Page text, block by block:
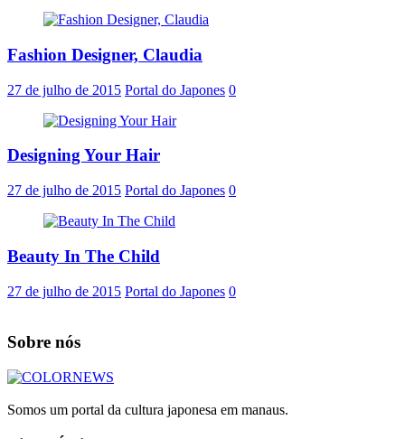
Fashion Designer, Claudia
27 de julho de 2015 Portal do Japones 0
Designing Your Hair
27 de julho de 2015 Portal do Japones 0
Beauty In The Child
27 de julho de 2015 Portal do Japones 0
Sobre nós
Somos um portal da cultura japonesa em manaus.